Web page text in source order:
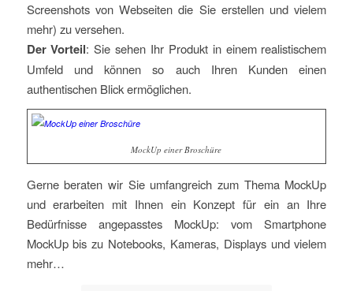
Screenshots von Webseiten die Sie erstellen und vielem
mehr) zu versehen.
Der Vorteil: Sie sehen Ihr Produkt in einem realistischem
Umfeld und können so auch Ihren Kunden einen
authentischen Blick ermöglichen.
MockUp einer Broschüre
Gerne beraten wir Sie umfangreich zum Thema MockUp
und erarbeiten mit Ihnen ein Konzept für ein an Ihre
Bedürfnisse angepasstes MockUp: vom Smartphone
MockUp bis zu Notebooks, Kameras, Displays und vielem
mehr…